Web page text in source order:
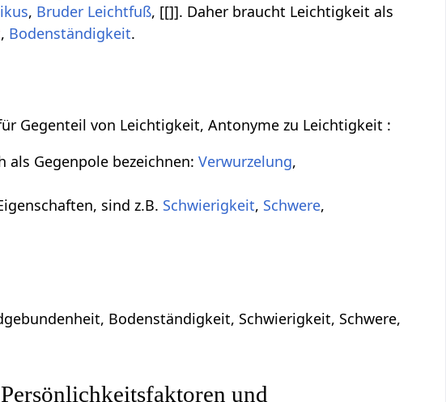
, Bruder Leichtfuß, [[]]. Daher braucht Leichtigkeit als
, Bodenständigkeit.
Gegenteil von Leichtigkeit, Antonyme zu Leichtigkeit :
als Gegenpole bezeichnen:Verwurzelung,
sind z.B. Schwierigkeit, Schwere,
Bodenständigkeit, Schwierigkeit, Schwere,
und